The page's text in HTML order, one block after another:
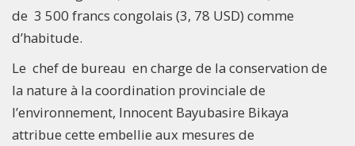
de 3 500 francs congolais (3, 78 USD) comme
d’habitude.
Le chef de bureau en charge de la conservation de
la nature à la coordination provinciale de
l’environnement, Innocent Bayubasire Bikaya
attribue cette embellie aux mesures de